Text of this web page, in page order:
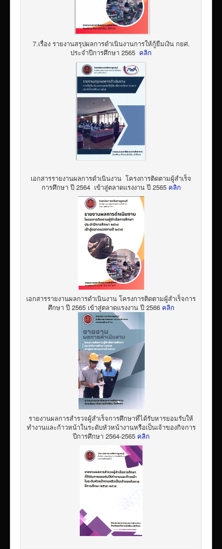
7.เรื่อง รายงานสรุปผลการดำเนินงานการให้กู้ยืมเงิน กยศ.
ประจำปีการศึกษา 2565 คลิก
เอกสารรายงานผลการดำเนินงาน โครงการติดตามผู้สำเร็จ
การศึกษา ปี 2564 เข้าสู่ตลาดแรงงาน ปี 2565 คลิก
เอกสารรายงานผลการดำเนินงาน โครงการติดตามผู้สำเร็จการ
ศึกษา ปี 2565 เข้าสู่ตลาดแรงงาน ปี 2566 คลิก
รายงานผลการสำรวจผู้สำเร็จการศึกษาที่ได้รับหารยอมรับให้
ทำงานและก้าวหน้าในระดับหัวหน้างานหรือเป็นเจ้าของกิจการ
ปีการศึกษา 2564-2565 คลิก